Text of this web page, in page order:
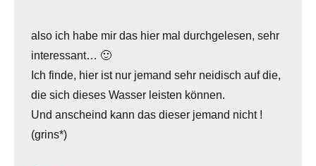
also ich habe mir das hier mal durchgelesen, sehr
interessant… 🙂
Ich finde, hier ist nur jemand sehr neidisch auf die,
die sich dieses Wasser leisten können.
Und anscheind kann das dieser jemand nicht !
(grins*)